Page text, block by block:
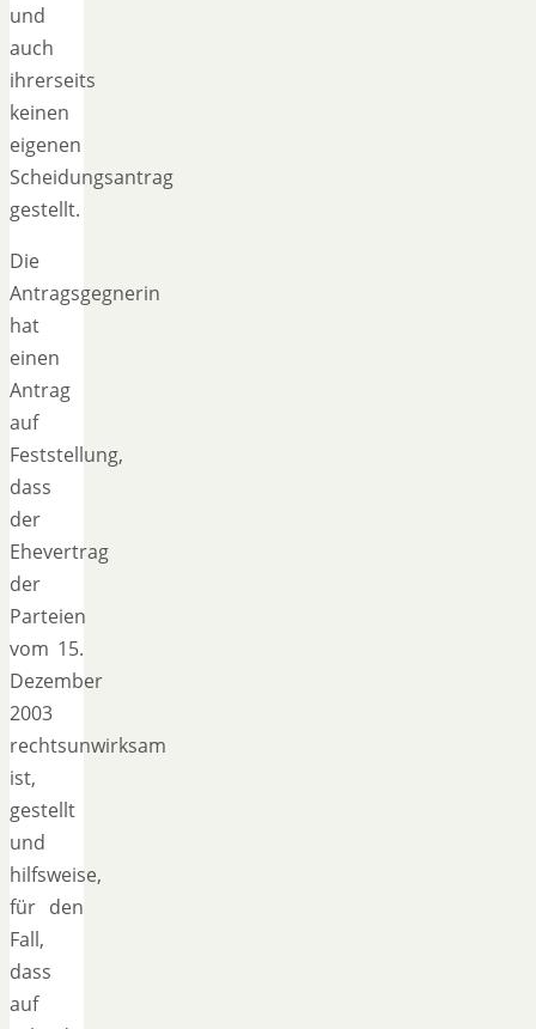
und
auch
ihrerseits
keinen
eigenen
Scheidungsantrag
gestellt.
Die
Antragsgegnerin
hat
einen
Antrag
auf
Feststellung,
dass
der
Ehevertrag
der
Parteien
vom 15.
Dezember
2003
rechtsunwirksam
ist,
gestellt
und
hilfsweise,
für den
Fall,
dass
auf